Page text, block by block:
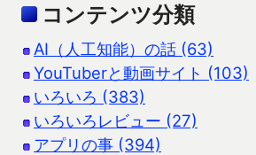
コンテンツ分類
AI（人工知能）の話 (63)
YouTuberと動画サイト (103)
いろいろ (383)
いろいろレビュー (27)
アプリの事 (394)